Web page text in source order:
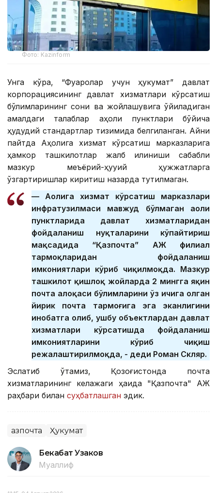
Фото: Kazinform
Унга кўра, “Фуқаролар учун ҳукумат” давлат
корпорациясининг давлат хизматлари кўрсатиш
бўлимларининг сони ва жойлашувига қўйиладиган
амалдаги талаблар аҳоли пунктлари бўйича
ҳудудий стандартлар тизимида белгиланган. Айни
пайтда Аҳолига хизмат кўрсатиш марказларига
ҳамкор ташкилотлар жалб қилиниши сабабли
мазкур меъёрий-ҳуқуқий ҳужжатларга
ўзгартиришлар киритиш назарда тутилмаган.
— Аҳолига хизмат кўрсатиш марказлари
инфратузилмаси мавжуд бўлмаган аҳоли
пунктларида давлат хизматларидан
фойдаланиш нуқталарини кўпайтириш
мақсадида “Қазпочта” АЖ филиал
тармоқларидан фойдаланиш
имкониятлари кўриб чиқилмоқда. Мазкур
ташкилот қишлоқ жойларда 2 мингга яқин
почта алоқаси бўлимларини ўз ичига олган
йирик почта тармоғига эга эканлигини
инобатга олиб, ушбу объектлардан давлат
хизматлари кўрсатишда фойдаланиш
имкониятларини кўриб чиқиш
режалаштирилмоқда, - деди Роман Скляр.
Эслатиб ўтамиз, Қозоғистонда почта
хизматларининг келажаги ҳақида "Қазпочта" АЖ
раҳбари билан суҳбатлашган эдик.
Қазпочта Ҳукумат
Бекабат Узаков
Муаллиф